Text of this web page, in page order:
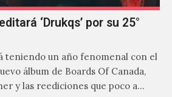
‘Drukqs’ por su 25°
teniendo un año fenomenal con el
álbum de Boards Of Canada,
y las reediciones que poco a…